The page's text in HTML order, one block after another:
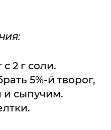
2 г соли.
5%-й творог,
и сыпучим.